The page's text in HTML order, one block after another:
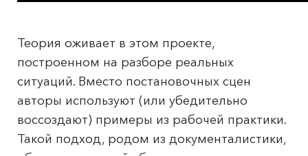
Теория оживает в этом проекте,
построенном на разборе реальных
ситуаций. Вместо постановочных сцен
авторы используют (или убедительно
воссоздают) примеры из рабочей практики.
Такой подход, родом из документалистики,